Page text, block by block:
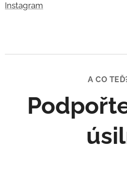
Instagram
A CO